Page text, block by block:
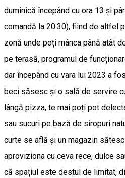
duminică începând cu ora 13 și
comandă la 20:30), fiind de altfel
zonă unde poți mânca până atât
pe terasă, programul de
dar începând cu vara lui 2023 a
beci săsesc și o sală de servire
lângă pizza, te mai poți pot
sau sucuri pe bază de siropuri
curte se află şi un magazin
aproviziona cu ceva rece, dulce
că spațiul este destul de limitat,